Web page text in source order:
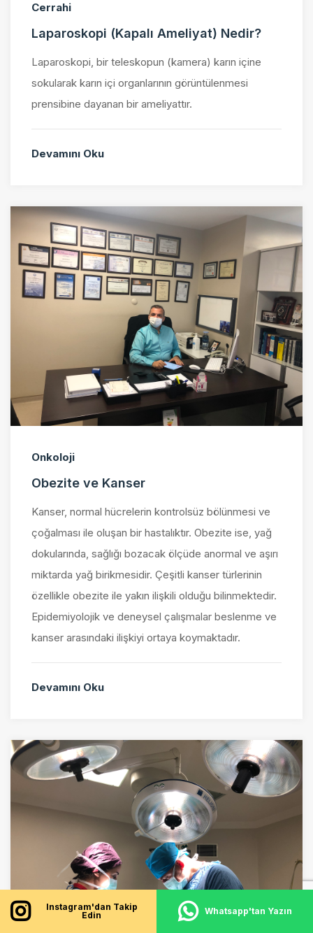
Cerrahi
Laparoskopi (Kapalı Ameliyat) Nedir?
Laparoskopi, bir teleskopun (kamera) karın içine
sokularak karın içi organlarının görüntülenmesi
prensibine dayanan bir ameliyattır.
Devamını Oku
Onkoloji
Obezite ve Kanser
Kanser, normal hücrelerin kontrolsüz bölünmesi ve
çoğalması ile oluşan bir hastalıktır. Obezite ise, yağ
dokularında, sağlığı bozacak ölçüde anormal ve aşırı
miktarda yağ birikmesidir. Çeşitli kanser türlerinin
özellikle obezite ile yakın ilişkili olduğu bilinmektedir.
Epidemiyolojik ve deneysel çalışmalar beslenme ve
kanser arasındaki ilişkiyi ortaya koymaktadır.
Devamını Oku
Instagram'dan Takip
Edin
Whatsapp'tan Yazın